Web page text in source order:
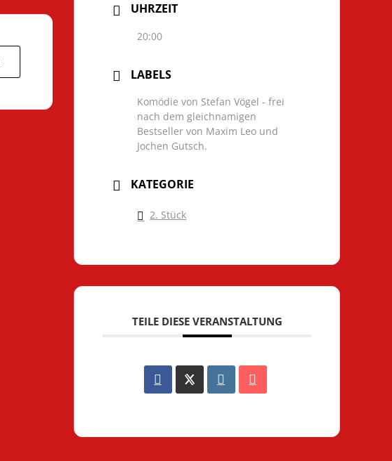
UHRZEIT
20:00
LABELS
Komödie von Stefan Vögel - frei
nach dem gleichnamigen
Bestseller von Maxim Leo und
Jochen Gutsch.
KATEGORIE
2. Stück
TEILE DIESE VERANSTALTUNG